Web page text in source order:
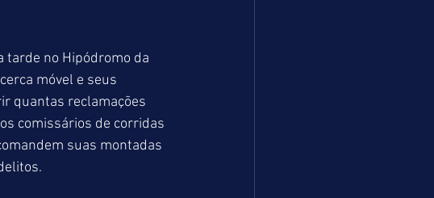
tarde no Hipódromo da
móvel e seus
quantas reclamações
comissários de corridas
suas montadas